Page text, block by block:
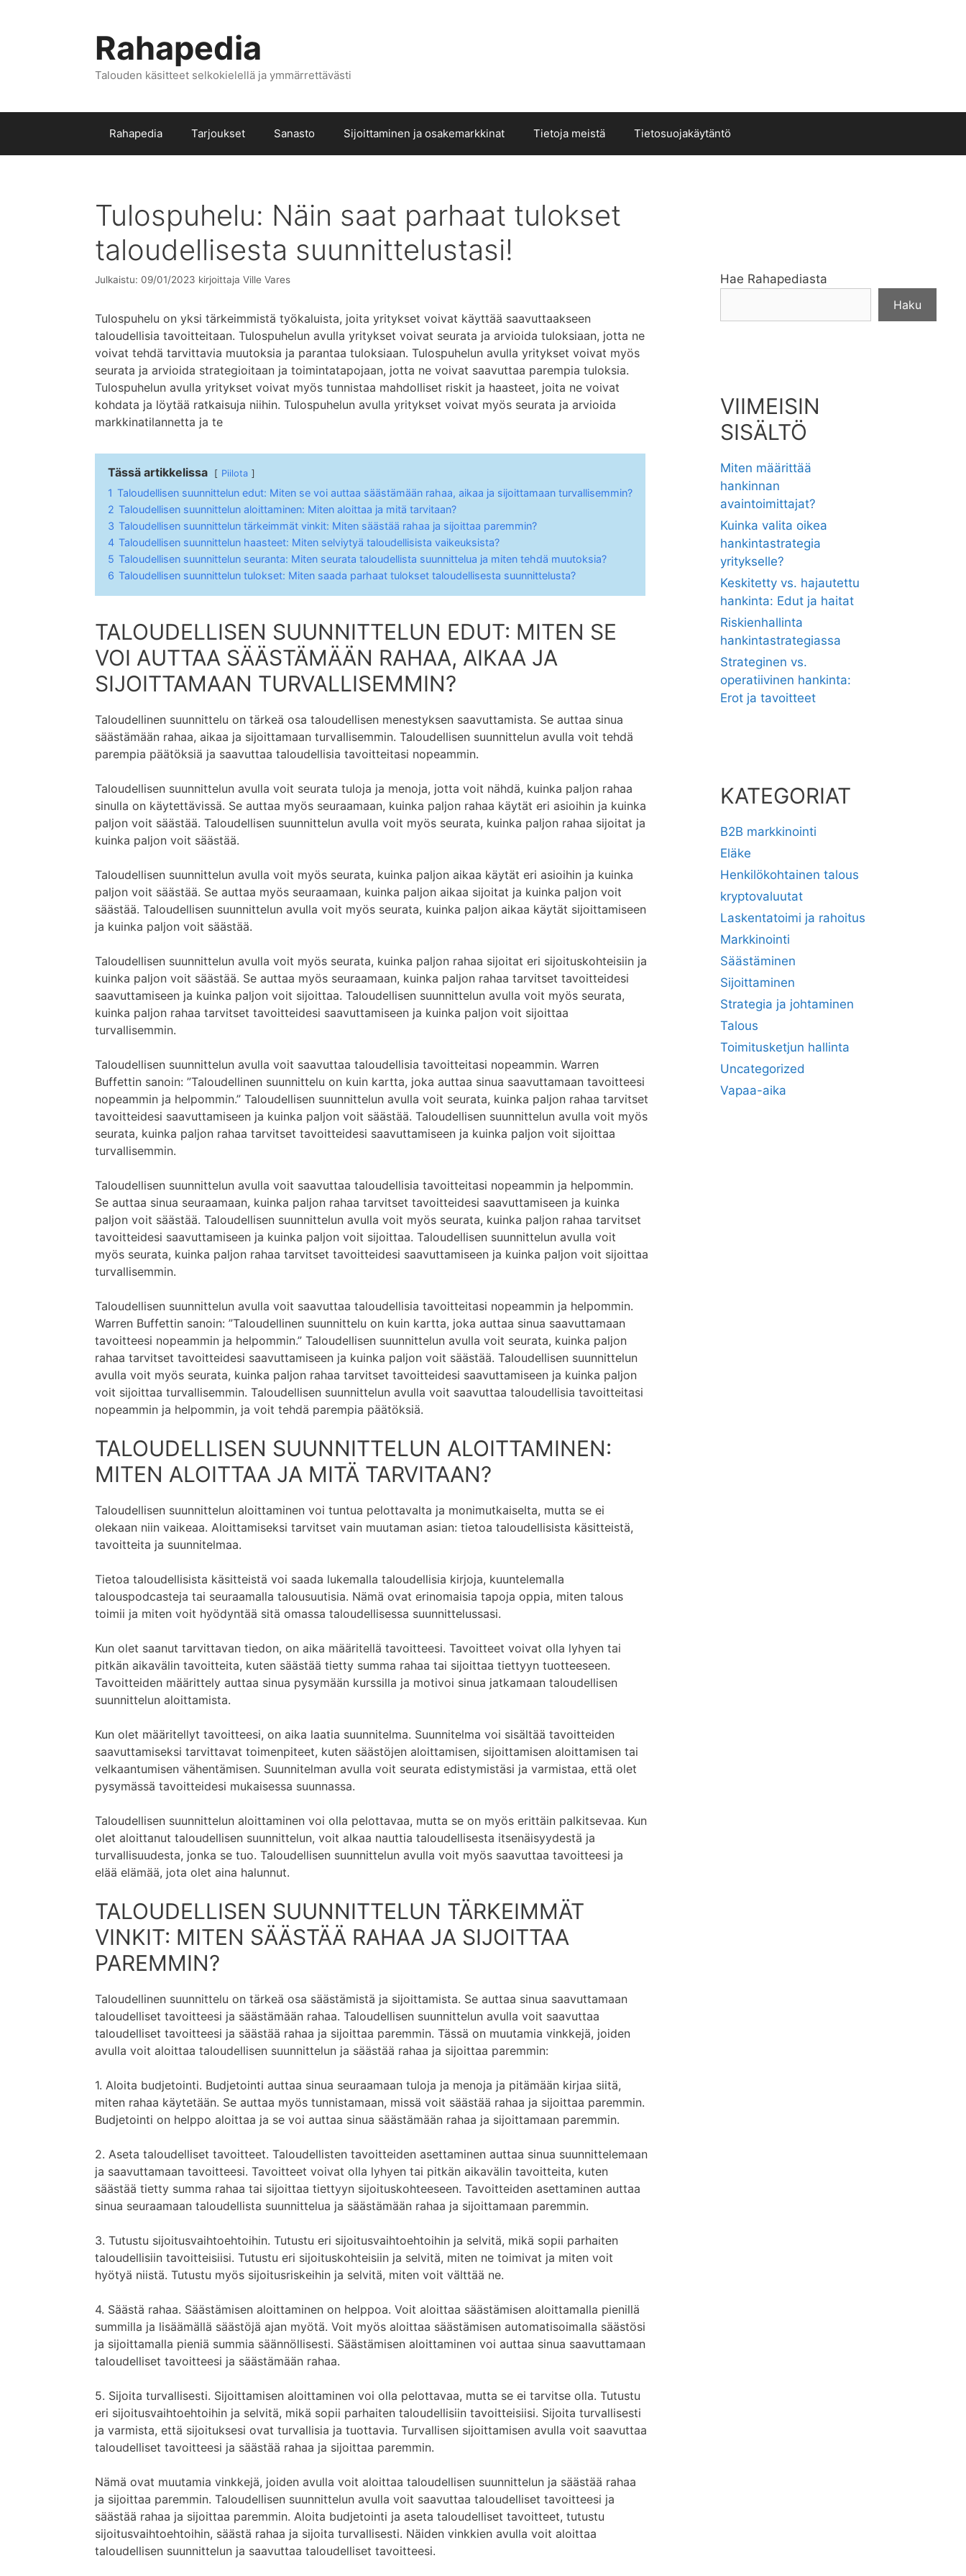
Rahapedia
Talouden käsitteet selkokielellä ja ymmärrettävästi
Rahapedia Tarjoukset Sanasto Sijoittaminen ja osakemarkkinat Tietoja meistä Tietosuojakäytäntö
Tulospuhelu: Näin saat parhaat tulokset
taloudellisesta suunnittelustasi!
Julkaistu: 09/01/2023 kirjoittaja Ville Vares
Tulospuhelu on yksi tärkeimmistä työkaluista, joita yritykset voivat käyttää saavuttaakseen
taloudellisia tavoitteitaan. Tulospuhelun avulla yritykset voivat seurata ja arvioida tuloksiaan, jotta ne
voivat tehdä tarvittavia muutoksia ja parantaa tuloksiaan. Tulospuhelun avulla yritykset voivat myös
seurata ja arvioida strategioitaan ja toimintatapojaan, jotta ne voivat saavuttaa parempia tuloksia.
Tulospuhelun avulla yritykset voivat myös tunnistaa mahdolliset riskit ja haasteet, joita ne voivat
kohdata ja löytää ratkaisuja niihin. Tulospuhelun avulla yritykset voivat myös seurata ja arvioida
markkinatilannetta ja te
Tässä artikkelissa Piilota
1 Taloudellisen suunnittelun edut: Miten se voi auttaa säästämään rahaa, aikaa ja sijoittamaan turvallisemmin?
2 Taloudellisen suunnittelun aloittaminen: Miten aloittaa ja mitä tarvitaan?
3 Taloudellisen suunnittelun tärkeimmät vinkit: Miten säästää rahaa ja sijoittaa paremmin?
4 Taloudellisen suunnittelun haasteet: Miten selviytyä taloudellisista vaikeuksista?
5 Taloudellisen suunnittelun seuranta: Miten seurata taloudellista suunnittelua ja miten tehdä muutoksia?
6 Taloudellisen suunnittelun tulokset: Miten saada parhaat tulokset taloudellisesta suunnittelusta?
TALOUDELLISEN SUUNNITTELUN EDUT: MITEN SE
VOI AUTTAA SÄÄSTÄMÄÄN RAHAA, AIKAA JA
SIJOITTAMAAN TURVALLISEMMIN?
Taloudellinen suunnittelu on tärkeä osa taloudellisen menestyksen saavuttamista. Se auttaa sinua
säästämään rahaa, aikaa ja sijoittamaan turvallisemmin. Taloudellisen suunnittelun avulla voit tehdä
parempia päätöksiä ja saavuttaa taloudellisia tavoitteitasi nopeammin.
Taloudellisen suunnittelun avulla voit seurata tuloja ja menoja, jotta voit nähdä, kuinka paljon rahaa
sinulla on käytettävissä. Se auttaa myös seuraamaan, kuinka paljon rahaa käytät eri asioihin ja kuinka
paljon voit säästää. Taloudellisen suunnittelun avulla voit myös seurata, kuinka paljon rahaa sijoitat ja
kuinka paljon voit säästää.
Taloudellisen suunnittelun avulla voit myös seurata, kuinka paljon aikaa käytät eri asioihin ja kuinka
paljon voit säästää. Se auttaa myös seuraamaan, kuinka paljon aikaa sijoitat ja kuinka paljon voit
säästää. Taloudellisen suunnittelun avulla voit myös seurata, kuinka paljon aikaa käytät sijoittamiseen
ja kuinka paljon voit säästää.
Taloudellisen suunnittelun avulla voit myös seurata, kuinka paljon rahaa sijoitat eri sijoituskohteisiin ja
kuinka paljon voit säästää. Se auttaa myös seuraamaan, kuinka paljon rahaa tarvitset tavoitteidesi
saavuttamiseen ja kuinka paljon voit sijoittaa. Taloudellisen suunnittelun avulla voit myös seurata,
kuinka paljon rahaa tarvitset tavoitteidesi saavuttamiseen ja kuinka paljon voit sijoittaa
turvallisemmin.
Taloudellisen suunnittelun avulla voit saavuttaa taloudellisia tavoitteitasi nopeammin. Warren
Buffettin sanoin: ”Taloudellinen suunnittelu on kuin kartta, joka auttaa sinua saavuttamaan tavoitteesi
nopeammin ja helpommin.” Taloudellisen suunnittelun avulla voit seurata, kuinka paljon rahaa tarvitset
tavoitteidesi saavuttamiseen ja kuinka paljon voit säästää. Taloudellisen suunnittelun avulla voit myös
seurata, kuinka paljon rahaa tarvitset tavoitteidesi saavuttamiseen ja kuinka paljon voit sijoittaa
turvallisemmin.
Taloudellisen suunnittelun avulla voit saavuttaa taloudellisia tavoitteitasi nopeammin ja helpommin.
Se auttaa sinua seuraamaan, kuinka paljon rahaa tarvitset tavoitteidesi saavuttamiseen ja kuinka
paljon voit säästää. Taloudellisen suunnittelun avulla voit myös seurata, kuinka paljon rahaa tarvitset
tavoitteidesi saavuttamiseen ja kuinka paljon voit sijoittaa. Taloudellisen suunnittelun avulla voit
myös seurata, kuinka paljon rahaa tarvitset tavoitteidesi saavuttamiseen ja kuinka paljon voit sijoittaa
turvallisemmin.
Taloudellisen suunnittelun avulla voit saavuttaa taloudellisia tavoitteitasi nopeammin ja helpommin.
Warren Buffettin sanoin: ”Taloudellinen suunnittelu on kuin kartta, joka auttaa sinua saavuttamaan
tavoitteesi nopeammin ja helpommin.” Taloudellisen suunnittelun avulla voit seurata, kuinka paljon
rahaa tarvitset tavoitteidesi saavuttamiseen ja kuinka paljon voit säästää. Taloudellisen suunnittelun
avulla voit myös seurata, kuinka paljon rahaa tarvitset tavoitteidesi saavuttamiseen ja kuinka paljon
voit sijoittaa turvallisemmin. Taloudellisen suunnittelun avulla voit saavuttaa taloudellisia tavoitteitasi
nopeammin ja helpommin, ja voit tehdä parempia päätöksiä.
TALOUDELLISEN SUUNNITTELUN ALOITTAMINEN:
MITEN ALOITTAA JA MITÄ TARVITAAN?
Taloudellisen suunnittelun aloittaminen voi tuntua pelottavalta ja monimutkaiselta, mutta se ei
olekaan niin vaikeaa. Aloittamiseksi tarvitset vain muutaman asian: tietoa taloudellisista käsitteistä,
tavoitteita ja suunnitelmaa.
Tietoa taloudellisista käsitteistä voi saada lukemalla taloudellisia kirjoja, kuuntelemalla
talouspodcasteja tai seuraamalla talousuutisia. Nämä ovat erinomaisia tapoja oppia, miten talous
toimii ja miten voit hyödyntää sitä omassa taloudellisessa suunnittelussasi.
Kun olet saanut tarvittavan tiedon, on aika määritellä tavoitteesi. Tavoitteet voivat olla lyhyen tai
pitkän aikavälin tavoitteita, kuten säästää tietty summa rahaa tai sijoittaa tiettyyn tuotteeseen.
Tavoitteiden määrittely auttaa sinua pysymään kurssilla ja motivoi sinua jatkamaan taloudellisen
suunnittelun aloittamista.
Kun olet määritellyt tavoitteesi, on aika laatia suunnitelma. Suunnitelma voi sisältää tavoitteiden
saavuttamiseksi tarvittavat toimenpiteet, kuten säästöjen aloittamisen, sijoittamisen aloittamisen tai
velkaantumisen vähentämisen. Suunnitelman avulla voit seurata edistymistäsi ja varmistaa, että olet
pysymässä tavoitteidesi mukaisessa suunnassa.
Taloudellisen suunnittelun aloittaminen voi olla pelottavaa, mutta se on myös erittäin palkitsevaa. Kun
olet aloittanut taloudellisen suunnittelun, voit alkaa nauttia taloudellisesta itsenäisyydestä ja
turvallisuudesta, jonka se tuo. Taloudellisen suunnittelun avulla voit myös saavuttaa tavoitteesi ja
elää elämää, jota olet aina halunnut.
TALOUDELLISEN SUUNNITTELUN TÄRKEIMMÄT
VINKIT: MITEN SÄÄSTÄÄ RAHAA JA SIJOITTAA
PAREMMIN?
Taloudellinen suunnittelu on tärkeä osa säästämistä ja sijoittamista. Se auttaa sinua saavuttamaan
taloudelliset tavoitteesi ja säästämään rahaa. Taloudellisen suunnittelun avulla voit saavuttaa
taloudelliset tavoitteesi ja säästää rahaa ja sijoittaa paremmin. Tässä on muutamia vinkkejä, joiden
avulla voit aloittaa taloudellisen suunnittelun ja säästää rahaa ja sijoittaa paremmin:
1. Aloita budjetointi. Budjetointi auttaa sinua seuraamaan tuloja ja menoja ja pitämään kirjaa siitä,
miten rahaa käytetään. Se auttaa myös tunnistamaan, missä voit säästää rahaa ja sijoittaa paremmin.
Budjetointi on helppo aloittaa ja se voi auttaa sinua säästämään rahaa ja sijoittamaan paremmin.
2. Aseta taloudelliset tavoitteet. Taloudellisten tavoitteiden asettaminen auttaa sinua suunnittelemaan
ja saavuttamaan tavoitteesi. Tavoitteet voivat olla lyhyen tai pitkän aikavälin tavoitteita, kuten
säästää tietty summa rahaa tai sijoittaa tiettyyn sijoituskohteeseen. Tavoitteiden asettaminen auttaa
sinua seuraamaan taloudellista suunnittelua ja säästämään rahaa ja sijoittamaan paremmin.
3. Tutustu sijoitusvaihtoehtoihin. Tutustu eri sijoitusvaihtoehtoihin ja selvitä, mikä sopii parhaiten
taloudellisiin tavoitteisiisi. Tutustu eri sijoituskohteisiin ja selvitä, miten ne toimivat ja miten voit
hyötyä niistä. Tutustu myös sijoitusriskeihin ja selvitä, miten voit välttää ne.
4. Säästä rahaa. Säästämisen aloittaminen on helppoa. Voit aloittaa säästämisen aloittamalla pienillä
summilla ja lisäämällä säästöjä ajan myötä. Voit myös aloittaa säästämisen automatisoimalla säästösi
ja sijoittamalla pieniä summia säännöllisesti. Säästämisen aloittaminen voi auttaa sinua saavuttamaan
taloudelliset tavoitteesi ja säästämään rahaa.
5. Sijoita turvallisesti. Sijoittamisen aloittaminen voi olla pelottavaa, mutta se ei tarvitse olla. Tutustu
eri sijoitusvaihtoehtoihin ja selvitä, mikä sopii parhaiten taloudellisiin tavoitteisiisi. Sijoita turvallisesti
ja varmista, että sijoituksesi ovat turvallisia ja tuottavia. Turvallisen sijoittamisen avulla voit saavuttaa
taloudelliset tavoitteesi ja säästää rahaa ja sijoittaa paremmin.
Nämä ovat muutamia vinkkejä, joiden avulla voit aloittaa taloudellisen suunnittelun ja säästää rahaa
ja sijoittaa paremmin. Taloudellisen suunnittelun avulla voit saavuttaa taloudelliset tavoitteesi ja
säästää rahaa ja sijoittaa paremmin. Aloita budjetointi ja aseta taloudelliset tavoitteet, tutustu
sijoitusvaihtoehtoihin, säästä rahaa ja sijoita turvallisesti. Näiden vinkkien avulla voit aloittaa
taloudellisen suunnittelun ja saavuttaa taloudelliset tavoitteesi.
Hae Rahapediasta
Haku
VIIMEISIN
SISÄLTÖ
Miten määrittää
hankinnan
avaintoimittajat?
Kuinka valita oikea
hankintastrategia
yritykselle?
Keskitetty vs. hajautettu
hankinta: Edut ja haitat
Riskienhallinta
hankintastrategiassa
Strateginen vs.
operatiivinen hankinta:
Erot ja tavoitteet
KATEGORIAT
B2B markkinointi
Eläke
Henkilökohtainen talous
kryptovaluutat
Laskentatoimi ja rahoitus
Markkinointi
Säästäminen
Sijoittaminen
Strategia ja johtaminen
Talous
Toimitusketjun hallinta
Uncategorized
Vapaa-aika